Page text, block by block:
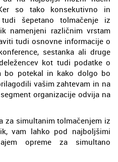
so tako konsekutivno in
šepetano tolmačenje iz
namenjeni različnim vrstam
tudi osnovne informacije o
sestanka ali druge
kot tudi podatke o
bo potekal in kako dolgo bo
vašim zahtevam in na
organizacije odvija na
za simultanim tolmačenjem iz
vam lahko pod najboljšimi
opreme za simultano